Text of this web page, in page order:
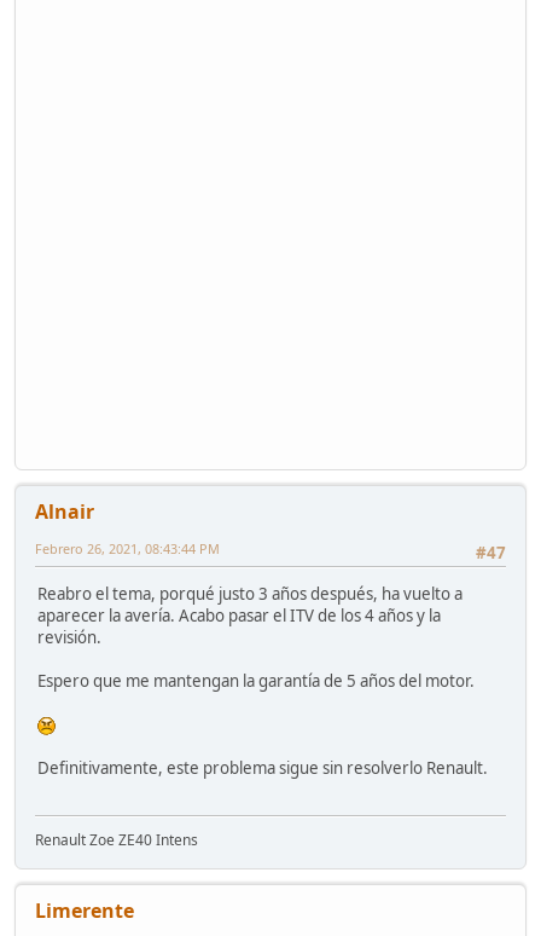
Alnair
#47
Febrero 26, 2021, 08:43:44 PM
Reabro el tema, porqué justo 3 años después, ha vuelto a
aparecer la avería. Acabo pasar el ITV de los 4 años y la
revisión.
Espero que me mantengan la garantía de 5 años del motor.
Definitivamente, este problema sigue sin resolverlo Renault.
Renault Zoe ZE40 Intens
Limerente